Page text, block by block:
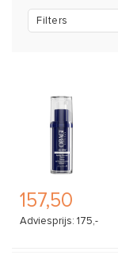
Filters
157,50
Adviesprijs: 175,-